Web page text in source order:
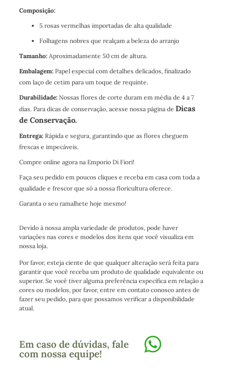
Composição:
5 rosas vermelhas importadas de alta qualidade
Folhagens nobres que realçam a beleza do arranjo
Tamanho: Aproximadamente 50 cm de altura.
Embalagem: Papel especial com detalhes delicados, finalizado
com laço de cetim para um toque de requinte.
Durabilidade: Nossas flores de corte duram em média de 4 a 7
dias. Para dicas de conservação, acesse nossa página de Dicas
de Conservação.
Entrega: Rápida e segura, garantindo que as flores cheguem
frescas e impecáveis.
Compre online agora na Emporio Di Fiori!
Faça seu pedido em poucos cliques e receba em casa com toda a
qualidade e frescor que só a nossa floricultura oferece.
Garanta o seu ramalhete hoje mesmo!
Devido à nossa ampla variedade de produtos, pode haver
variações nas cores e modelos dos itens que você visualiza em
nossa loja.
Por favor, esteja ciente de que qualquer alteração será feita para
garantir que você receba um produto de qualidade equivalente ou
superior. Se você tiver alguma preferência específica em relação a
cores ou modelos, por favor, entre em contato conosco antes de
fazer seu pedido, para que possamos verificar a disponibilidade
atual.
Em caso de dúvidas, fale
com nossa equipe!